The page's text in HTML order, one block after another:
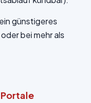
günstigeres
bei mehr als